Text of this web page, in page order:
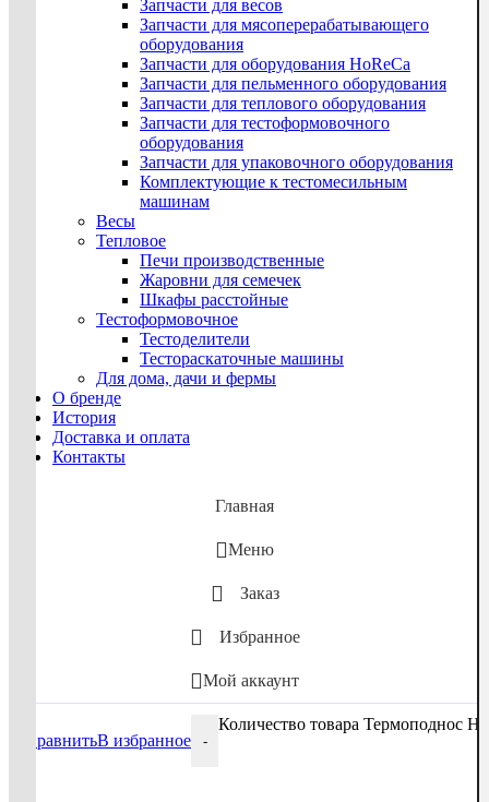
Запчасти для весов
Запчасти для мясоперерабатывающего
оборудования
Запчасти для оборудования HoReCa
Запчасти для пельменного оборудования
Запчасти для теплового оборудования
Запчасти для тестоформовочного
оборудования
Запчасти для упаковочного оборудования
Комплектующие к тестомесильным
машинам
Весы
Тепловое
Печи производственные
Жаровни для семечек
Шкафы расстойные
Тестоформовочное
Тестоделители
Тестораскаточные машины
Для дома, дачи и фермы
О бренде
История
Доставка и оплата
Контакты
Главная
Меню
Заказ
Избранное
Мой аккаунт
СравнитьВ избранное -
Количество товара Термоподнос